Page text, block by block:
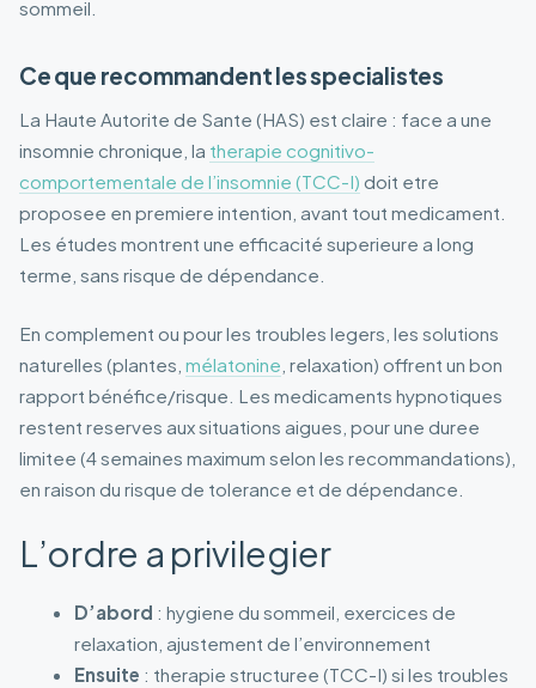
sommeil.
Ce que recommandent les specialistes
La Haute Autorite de Sante (HAS) est claire : face a une
insomnie chronique, la therapie cognitivo-
comportementale de l’insomnie (TCC-I) doit etre
proposee en premiere intention, avant tout medicament.
Les études montrent une efficacité superieure a long
terme, sans risque de dépendance.
En complement ou pour les troubles legers, les solutions
naturelles (plantes, mélatonine , relaxation) offrent un bon
rapport bénéfice/risque. Les medicaments hypnotiques
restent reserves aux situations aigues, pour une duree
limitee (4 semaines maximum selon les recommandations),
en raison du risque de tolerance et de dépendance.
L’ordre a privilegier
D’abord : hygiene du sommeil, exercices de
relaxation, ajustement de l’environnement
Ensuite : therapie structuree (TCC-I) si les troubles